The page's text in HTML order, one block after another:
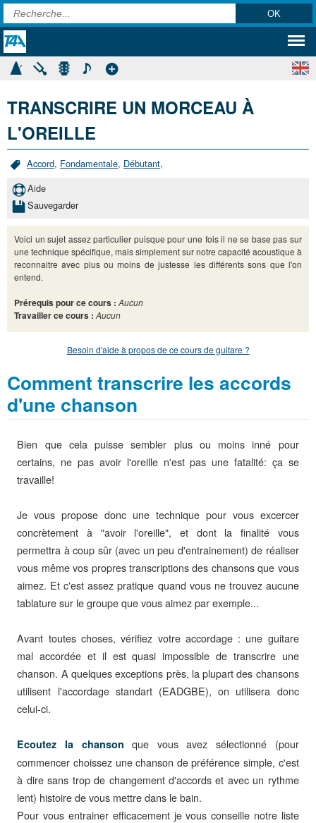
TRANSCRIRE UN MORCEAU À
L'OREILLE
Accord, Fondamentale, Débutant,
Aide
Sauvegarder
Voici un sujet assez particulier puisque pour une fois il ne se base pas sur
une technique spécifique, mais simplement sur notre capacité acoustique à
reconnaitre avec plus ou moins de justesse les différents sons que l'on
entend.
Prérequis pour ce cours : Aucun
Travailler ce cours : Aucun
Besoin d'aide à propos de ce cours de guitare ?
Comment transcrire les accords
d'une chanson
Bien que cela puisse sembler plus ou moins inné pour
certains, ne pas avoir l'oreille n'est pas une fatalité: ça se
travaille!
Je vous propose donc une technique pour vous excercer
concrètement à "avoir l'oreille", et dont la finalité vous
permettra à coup sûr (avec un peu d'entrainement) de réaliser
vous même vos propres transcriptions des chansons que vous
aimez. Et c'est assez pratique quand vous ne trouvez aucune
tablature sur le groupe que vous aimez par exemple...
Avant toutes choses, vérifiez votre accordage : une guitare
mal accordée et il est quasi impossible de transcrire une
chanson. A quelques exceptions près, la plupart des chansons
utilisent l'accordage standart (EADGBE), on utilisera donc
celui-ci.
Ecoutez la chanson que vous avez sélectionné (pour
commencer choissez une chanson de préférence simple, c'est
à dire sans trop de changement d'accords et avec un rythme
lent) histoire de vous mettre dans le bain.
Pour vous entrainer efficacement je vous conseille notre liste